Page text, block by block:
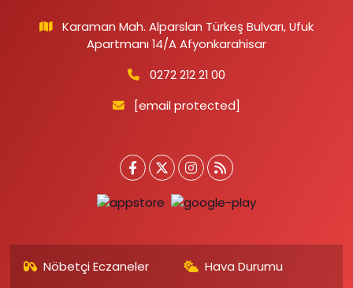
Karaman Mah. Alparslan Türkeş Bulvarı, Ufuk
Apartmanı 14/A Afyonkarahisar
0272 212 21 00
[email protected]
Nöbetçi Eczaneler
Hava Durumu